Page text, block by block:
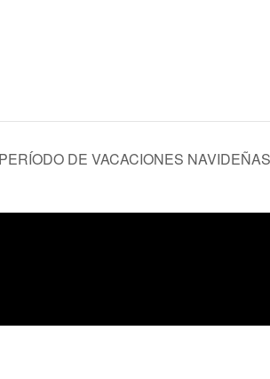
PERÍODO DE VACACIONES